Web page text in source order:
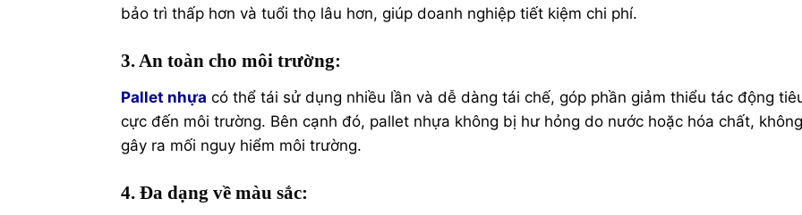
bảo trì thấp hơn và tuổi thọ lâu hơn, giúp doanh nghiệp tiết kiệm chi phí​.
3. An toàn cho môi trường:
Pallet nhựa có thể tái sử dụng nhiều lần và dễ dàng tái chế, góp phần giảm thiểu tác động
cực đến môi trường. Bên cạnh đó, pallet nhựa không bị hư hỏng do nước hoặc hóa chất, không
gây ra mối nguy hiểm môi trường​.
4. Đa dạng về màu sắc: